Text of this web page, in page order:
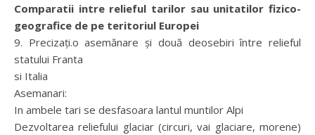
Comparatii intre relieful tarilor sau unitatilor fizico-
geografice de pe teritoriul Europei
9. Precizaţi.o asemănare şi două deosebiri între relieful
statului Franta
si Italia
Asemanari:
In ambele tari se desfasoara lantul muntilor Alpi
Dezvoltarea reliefului glaciar (circuri, vai glaciare, morene)